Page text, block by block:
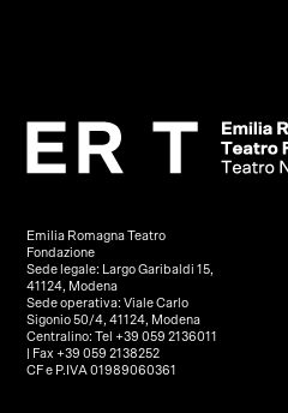
Emilia Romagna Teatro
Fondazione
Sede legale: Largo Garibaldi 15,
41124, Modena
Sede operativa: Viale Carlo
Sigonio 50/4, 41124, Modena
Centralino: Tel +39 059 2136011
| Fax +39 059 2138252
CF e P.IVA 01989060361